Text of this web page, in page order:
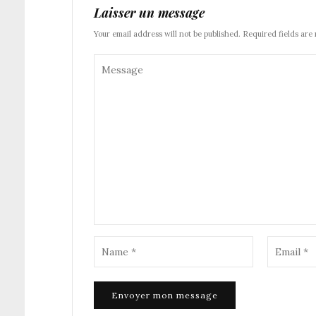
Laisser un message
Your email address will not be published. Required fields are